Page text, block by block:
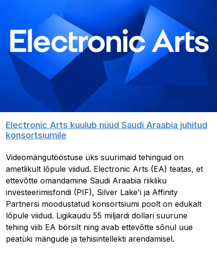
Electronic Arts kuulub nüüd Saudi Araabia juhitud
konsortsiumile
Videomängutööstuse üks suurimaid tehinguid on
ametlikult lõpule viidud. Electronic Arts (EA) teatas, et
ettevõtte omandamine Saudi Araabia riikliku
investeerimisfondi (PIF), Silver Lake'i ja Affinity
Partnersi moodustatud konsortsiumi poolt on edukalt
lõpule viidud. Ligikaudu 55 miljardi dollari suurune
tehing viib EA börsilt ning avab ettevõtte sõnul uue
peatüki mängude ja tehisintellekti arendamisel.